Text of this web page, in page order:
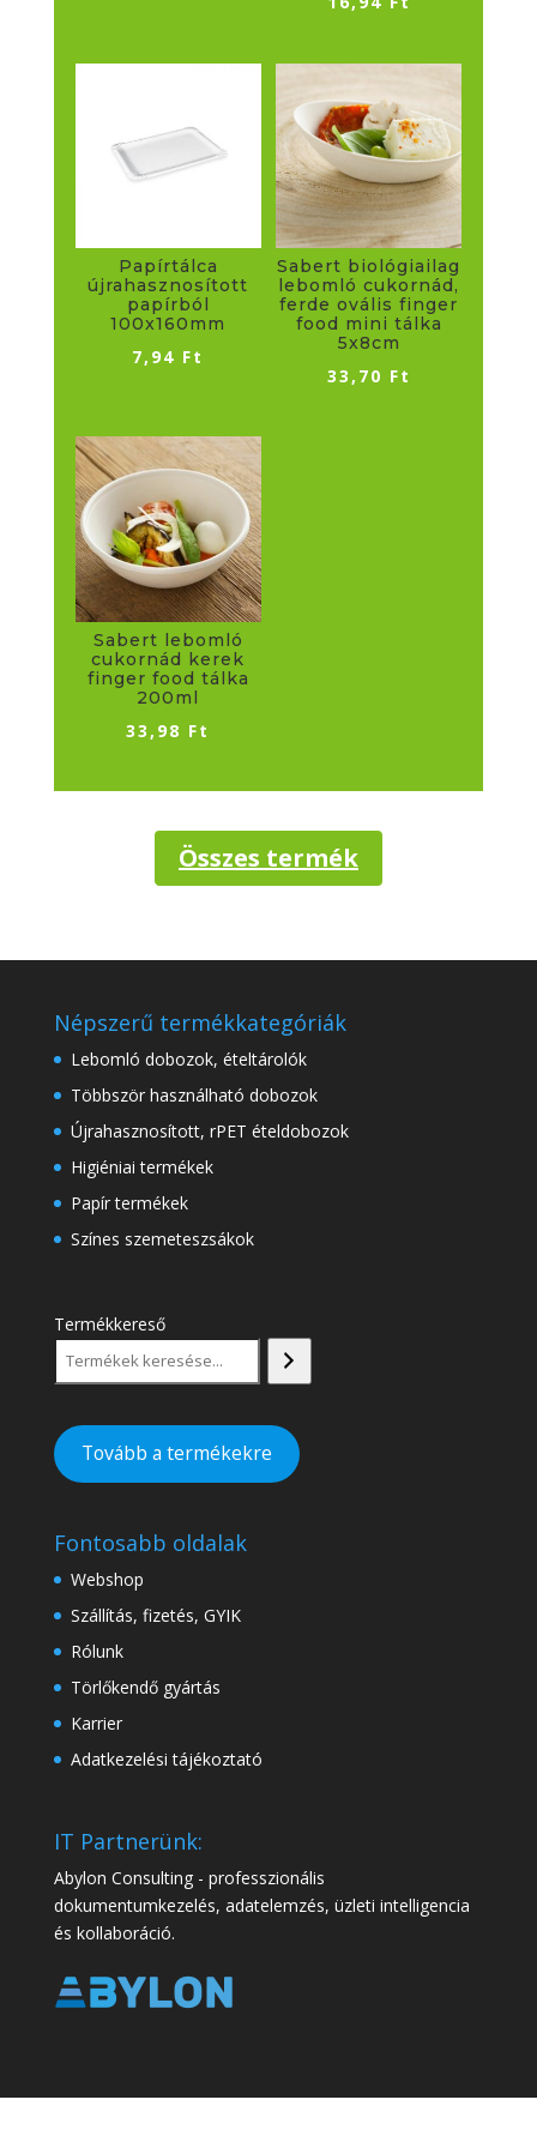
Papírtálca
újrahasznosított
papírból
100x160mm
7,94 Ft
Sabert biológiailag
lebomló cukornád,
ferde ovális finger
food mini tálka
5x8cm
33,70 Ft
Sabert lebomló
cukornád kerek
finger food tálka
200ml
33,98 Ft
Összes termék
Népszerű termékkategóriák
Lebomló dobozok, ételtárolók
Többször használható dobozok
Újrahasznosított, rPET ételdobozok
Higiéniai termékek
Papír termékek
Színes szemeteszsákok
Termékkereső
Tovább a termékekre
Fontosabb oldalak
Webshop
Szállítás, fizetés, GYIK
Rólunk
Törlőkendő gyártás
Karrier
Adatkezelési tájékoztató
IT Partnerünk:
Abylon Consulting - professzionális
dokumentumkezelés, adatelemzés, üzleti intelligencia
és kollaboráció.